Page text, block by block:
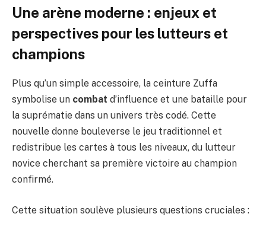
Une arène moderne : enjeux et
perspectives pour les lutteurs et
champions
Plus qu’un simple accessoire, la ceinture Zuffa
symbolise un combat d’influence et une bataille pour
la suprématie dans un univers très codé. Cette
nouvelle donne bouleverse le jeu traditionnel et
redistribue les cartes à tous les niveaux, du lutteur
novice cherchant sa première victoire au champion
confirmé.
Cette situation soulève plusieurs questions cruciales :